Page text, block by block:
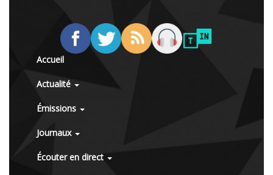
Accueil
Actualité
Émissions
Journaux
Écouter en direct